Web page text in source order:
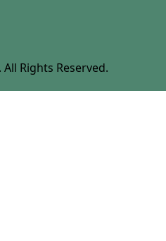
Rights Reserved.